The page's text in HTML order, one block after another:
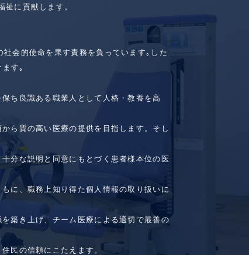
に貢献します。
会的使命を果す責務を負っています｡した
す｡
ち良識ある職業人として人格・教養を高
ら質の高い医療の提供を目指します。そし
分な説明と同意にもとづく患者様本位の医
に、職務上知り得た個人情報の取り扱いに
築き上げ、チーム医療による適切で最善の
民の信頼にこたえます。